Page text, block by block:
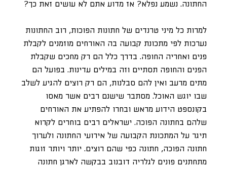
החתונה. נשמע נפלא? אז מדוע אתם לא עושים זאת כך?
למרות כל מיני טרנדים של חתונות הפוכות, רוב החתונות
נערכות לפי מתכונת קבועה בה האורחים מוזמנים לקבלת
פנים ואחריה החופה. בדרך כלל הם רק מחכים שקבלת
הפנים והחופה תסתיים וזה במילים עדינות. בפועל הם
מתים מרעב ואין להם סבלנות, הם רק רוצים להגיע לשלב
שבו יוגש האוכל. מסתבר שישנם רבים אשר מאסו
בקונספט הידוע מראש ובחרו להפתיע את האורחים
שלהם בחתונה הפוכה. ישראלים רבים בוחרים לקרוא
תיגר על המתכונת הקבועה של אירועי החתונה ולערוך
חתונה הפוכה, חתונה כפי שהם רוצים. יותר ויותר זוגות
מתחתנים פונים לגלריה דובנוב בבקשה לארגן חתונה